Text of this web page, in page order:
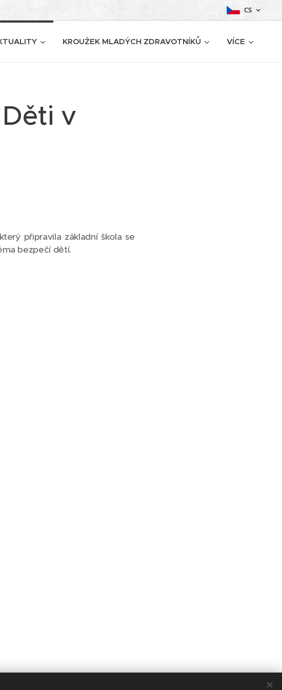
CS
KROUŽEK MLADÝCH ZDRAVOTNÍKŮ VÍCE
v
připravila základní škola se
bezpečí dětí.